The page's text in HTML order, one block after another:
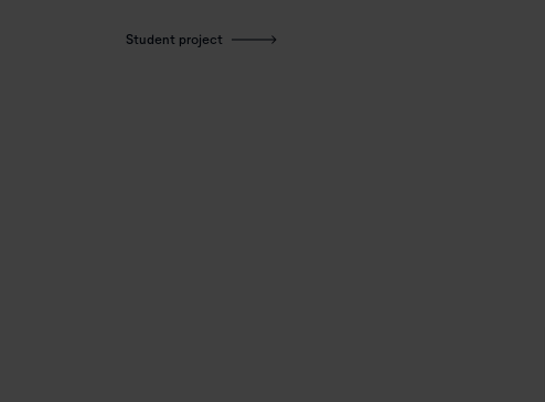
Student project